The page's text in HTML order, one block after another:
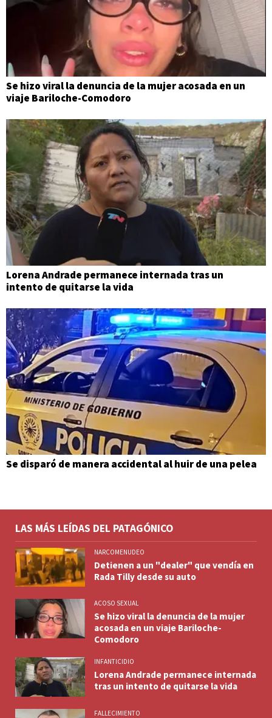
Se hizo viral la denuncia de la mujer acosada en un
viaje Bariloche-Comodoro
Lorena Andrade permanece internada tras un
intento de quitarse la vida
Se disparó de manera accidental al huir de una pelea
LAS MÁS LEÍDAS DEL PATAGÓNICO
NARCOMENUDEO
Detienen a un "dealer" que vendía en
Rada Tilly desde su auto
ACOSO SEXUAL
Se hizo viral la denuncia de la mujer
acosada en un viaje Bariloche-
Comodoro
INFANTICIDIO
Lorena Andrade permanece internada
tras un intento de quitarse la vida
FALLECIMIENTO